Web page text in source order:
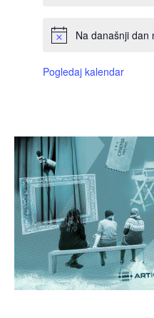
Na današnji dan
Pogledaj kalendar